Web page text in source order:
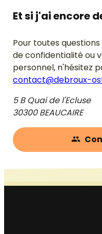
Et si j'ai encore
Pour toutes
de confidentialité ou
personnel, n'hésitez
contact@debroux-
5 B Quai de l'Ecluse
30300 BEAUCAIRE
people